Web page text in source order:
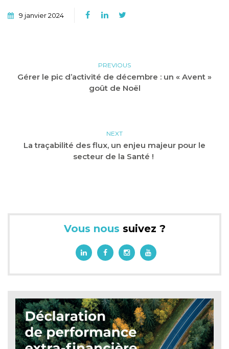
9 janvier 2024
PREVIOUS
Gérer le pic d’activité de décembre : un « Avent »
goût de Noël
NEXT
La traçabilité des flux, un enjeu majeur pour le
secteur de la Santé !
Vous nous suivez ?